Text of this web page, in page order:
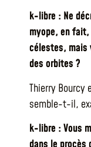
k-libre : Ne
myope, en
célestes, mais
des orbites ?
Thierry Bourcy
semble-t-il,
k-libre : Vous